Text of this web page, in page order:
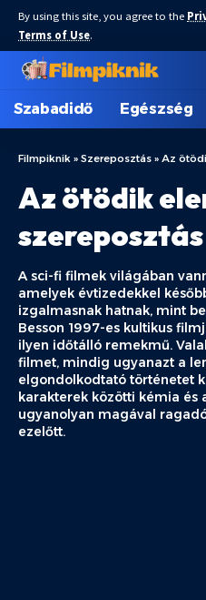
By using this site, you agree to the
Terms of Use.
Szabadidő Egészség
Filmpiknik » Szereposztás » Az
Az ötödik
szereposztás
A sci-fi filmek világában
amelyek évtizedekkel
izgalmasnak hatnak, mint
Besson 1997-es kultikus
ilyen időtálló remekmű.
filmet, mindig ugyanazt a
elgondolkodtató történetet
karakterek közötti kémia és
ugyanolyan magával
ezelőtt.